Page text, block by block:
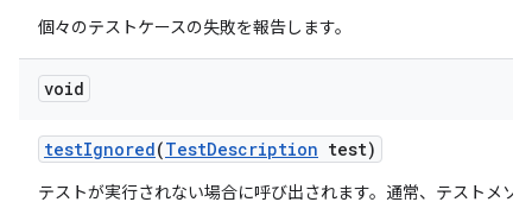
個々のテストケースの失敗を報告します。
void
testIgnored(TestDescription test)
テストが実行されない場合に呼び出されます。通常、テストメソ